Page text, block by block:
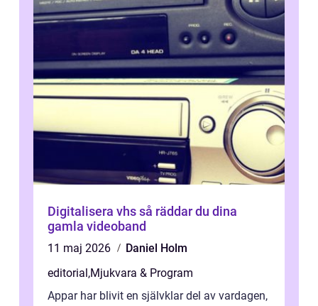
Digitalisera vhs så räddar du dina
gamla videoband
11 maj 2026
Daniel Holm
editorial ,Mjukvara & Program
Appar har blivit en självklar del av vardagen,